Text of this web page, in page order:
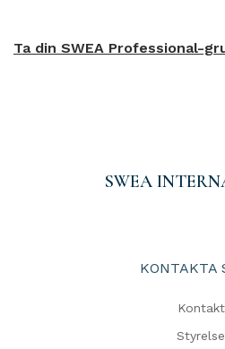
Ta din SWEA Professional-
SWEA
KONTAKTA
Kontakt
Styrelse